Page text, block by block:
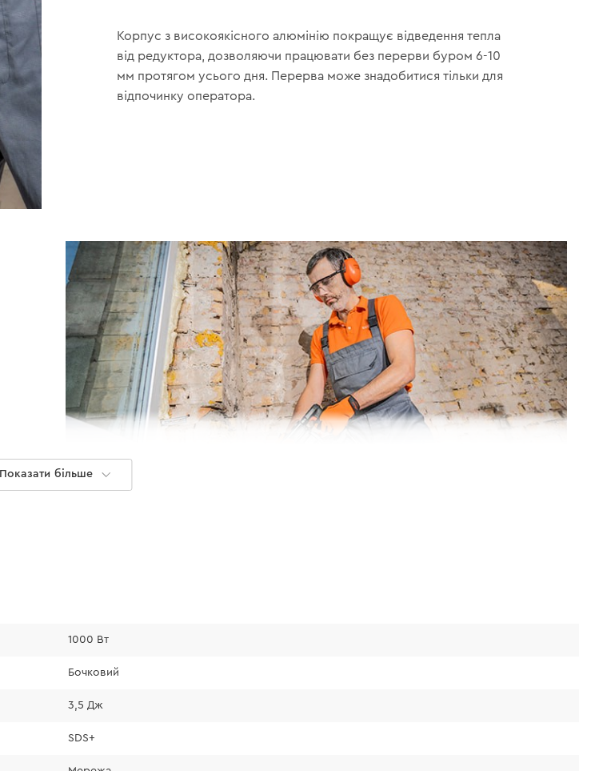
Корпус з високоякісного алюмінію покращує відведення тепла
від редуктора, дозволяючи працювати без перерви буром 6-10
мм протягом усього дня. Перерва може знадобитися тільки для
відпочинку оператора.
Показати більше
1000 Вт
Бочковий
3,5 Дж
SDS+